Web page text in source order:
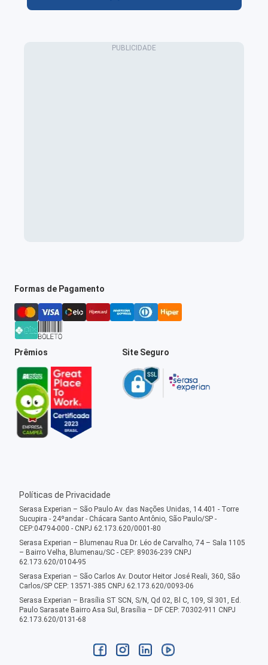
Formas de Pagamento
Prêmios Site Seguro
Políticas de Privacidade
Serasa Experian – São Paulo Av. das Nações Unidas, 14.401 - Torre
Sucupira - 24ºandar - Chácara Santo Antônio, São Paulo/SP -
CEP:04794-000 - CNPJ 62.173.620/0001-80
Serasa Experian – Blumenau Rua Dr. Léo de Carvalho, 74 – Sala 1105
– Bairro Velha, Blumenau/SC - CEP: 89036-239 CNPJ
62.173.620/0104-95
Serasa Experian – São Carlos Av. Doutor Heitor José Reali, 360, São
Carlos/SP CEP: 13571-385 CNPJ 62.173.620/0093-06
Serasa Experian – Brasília ST SCN, S/N, Qd 02, Bl C, 109, Sl 301, Ed.
Paulo Sarasate Bairro Asa Sul, Brasília – DF CEP: 70302-911 CNPJ
62.173.620/0131-68